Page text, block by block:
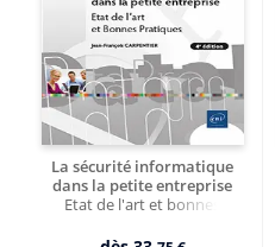
La sécurité informatique
dans la petite entreprise
Etat de l'art et bonnes